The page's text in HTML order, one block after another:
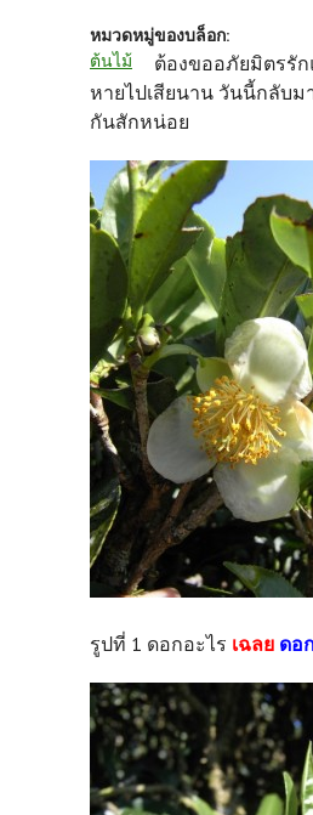
หมวดหมู่ของบล็อก:
ต้นไม้
ต้องขออภัยมิตรรั
หายไปเสียนาน วันนี้กลับม
กันสักหน่อย
รูปที่ 1 ดอกอะไร เฉลย ดอ